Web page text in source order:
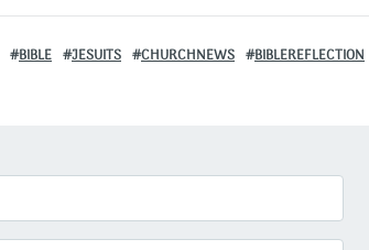
BIBLE JESUITS CHURCHNEWS BIBLEREFLECTION